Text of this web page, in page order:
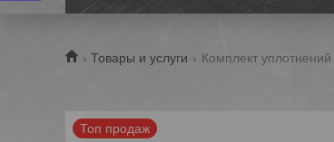
Товары и услуги Комплект
Топ продаж